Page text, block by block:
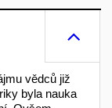
vědců již
byla nauka